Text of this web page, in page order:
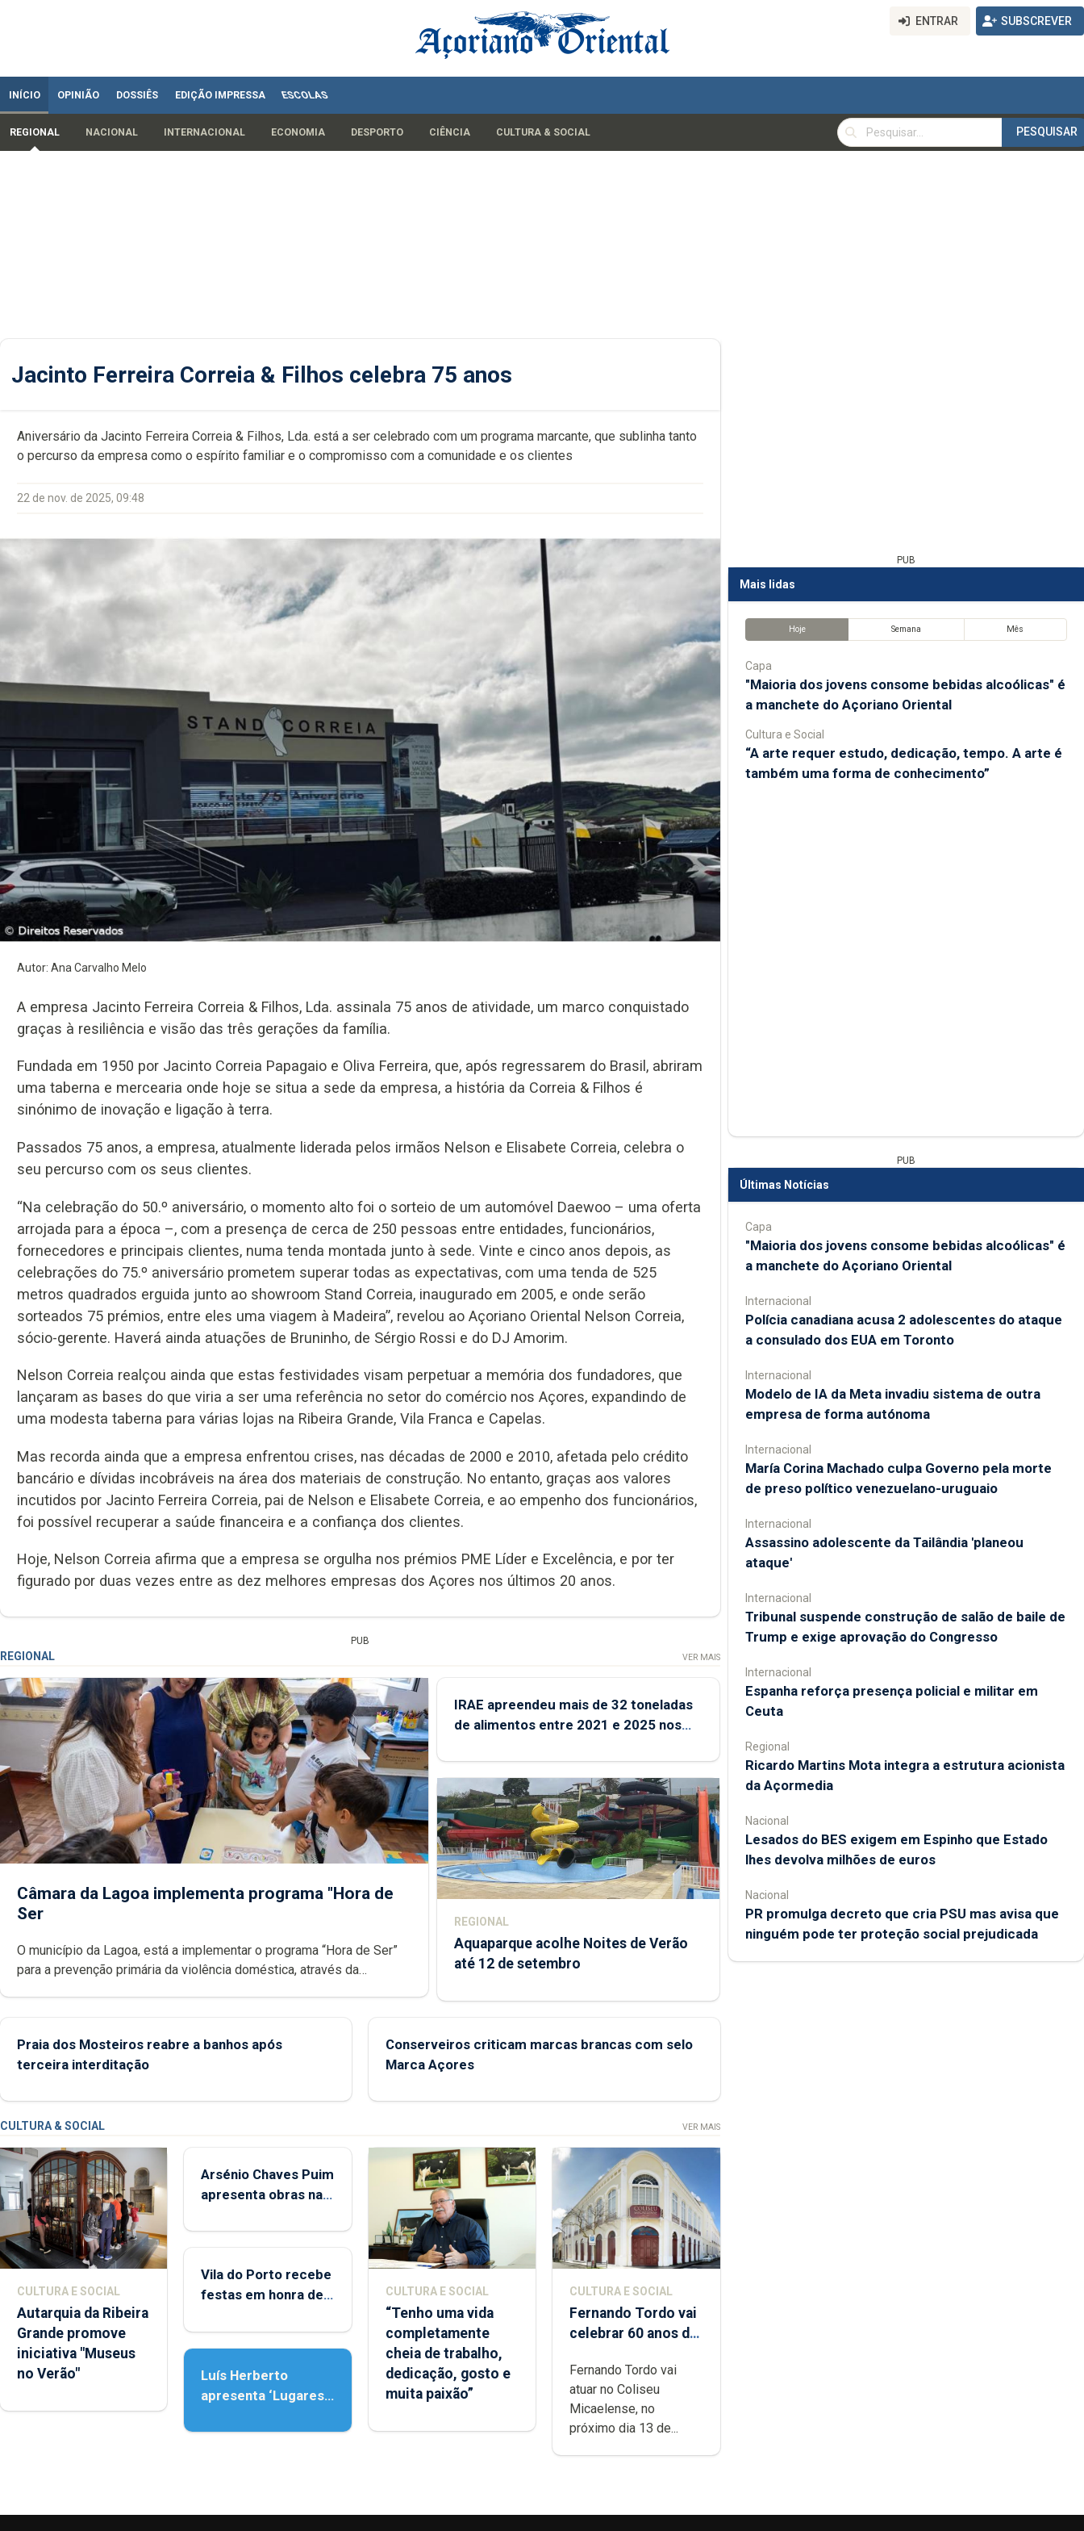
ENTRAR SUBSCREVER
INÍCIO OPINIÃO DOSSIÊS EDIÇÃO IMPRESSA ESCOLAS
REGIONAL NACIONAL INTERNACIONAL ECONOMIA DESPORTO CIÊNCIA CULTURA & SOCIAL
PESQUISAR
PESQUISAR
Jacinto Ferreira Correia & Filhos celebra 75 anos
Aniversário da Jacinto Ferreira Correia & Filhos, Lda. está a ser celebrado com um programa marcante, que sublinha tanto
o percurso da empresa como o espírito familiar e o compromisso com a comunidade e os clientes
22 de nov. de 2025, 09:48
Autor: Ana Carvalho Melo
A empresa Jacinto Ferreira Correia & Filhos, Lda. assinala 75 anos de atividade, um marco conquistado
graças à resiliência e visão das três gerações da família.
Fundada em 1950 por Jacinto Correia Papagaio e Oliva Ferreira, que, após regressarem do Brasil, abriram
uma taberna e mercearia onde hoje se situa a sede da empresa, a história da Correia & Filhos é
sinónimo de inovação e ligação à terra.
Passados 75 anos, a empresa, atualmente liderada pelos irmãos Nelson e Elisabete Correia, celebra o
seu percurso com os seus clientes.
“Na celebração do 50.º aniversário, o momento alto foi o sorteio de um automóvel Daewoo – uma oferta
arrojada para a época –, com a presença de cerca de 250 pessoas entre entidades, funcionários,
fornecedores e principais clientes, numa tenda montada junto à sede. Vinte e cinco anos depois, as
celebrações do 75.º aniversário prometem superar todas as expectativas, com uma tenda de 525
metros quadrados erguida junto ao showroom Stand Correia, inaugurado em 2005, e onde serão
sorteados 75 prémios, entre eles uma viagem à Madeira”, revelou ao Açoriano Oriental Nelson Correia,
sócio-gerente. Haverá ainda atuações de Bruninho, de Sérgio Rossi e do DJ Amorim.
Nelson Correia realçou ainda que estas festividades visam perpetuar a memória dos fundadores, que
lançaram as bases do que viria a ser uma referência no setor do comércio nos Açores, expandindo de
uma modesta taberna para várias lojas na Ribeira Grande, Vila Franca e Capelas.
Mas recorda ainda que a empresa enfrentou crises, nas décadas de 2000 e 2010, afetada pelo crédito
bancário e dívidas incobráveis na área dos materiais de construção. No entanto, graças aos valores
incutidos por Jacinto Ferreira Correia, pai de Nelson e Elisabete Correia, e ao empenho dos funcionários,
foi possível recuperar a saúde financeira e a confiança dos clientes.
Hoje, Nelson Correia afirma que a empresa se orgulha nos prémios PME Líder e Excelência, e por ter
figurado por duas vezes entre as dez melhores empresas dos Açores nos últimos 20 anos.
PUB
REGIONAL VER MAIS
Câmara da Lagoa implementa programa "Hora de
Ser
O município da Lagoa, está a implementar o programa “Hora de Ser”
para a prevenção primária da violência doméstica, através da
IRAE apreendeu mais de 32 toneladas
de alimentos entre 2021 e 2025 nos
REGIONAL
Aquaparque acolhe Noites de Verão
até 12 de setembro
Praia dos Mosteiros reabre a banhos após
terceira interditação
Conserveiros criticam marcas brancas com selo
Marca Açores
CULTURA & SOCIAL VER MAIS
CULTURA E SOCIAL
Autarquia da Ribeira
Grande promove
iniciativa "Museus
no Verão"
Arsénio Chaves Puim
apresenta obras na
Porto
Vila do Porto recebe
festas em honra de
Assunção
Luís Herberto
apresenta ‘Lugares
CULTURA E SOCIAL
“Tenho uma vida
completamente
cheia de trabalho,
dedicação, gosto e
muita paixão”
CULTURA E SOCIAL
Fernando Tordo vai
celebrar 60 anos de
Micaelense
Fernando Tordo vai
atuar no Coliseu
Micaelense, no
próximo dia 13 de...
PUB
Mais lidas
Hoje Semana Mês
Capa
"Maioria dos jovens consome bebidas alcoólicas" é
a manchete do Açoriano Oriental
Cultura e Social
“A arte requer estudo, dedicação, tempo. A arte é
também uma forma de conhecimento”
PUB
Últimas Notícias
Capa
"Maioria dos jovens consome bebidas alcoólicas" é
a manchete do Açoriano Oriental
Internacional
Polícia canadiana acusa 2 adolescentes do ataque
a consulado dos EUA em Toronto
Internacional
Modelo de IA da Meta invadiu sistema de outra
empresa de forma autónoma
Internacional
María Corina Machado culpa Governo pela morte
de preso político venezuelano-uruguaio
Internacional
Assassino adolescente da Tailândia 'planeou
ataque'
Internacional
Tribunal suspende construção de salão de baile de
Trump e exige aprovação do Congresso
Internacional
Espanha reforça presença policial e militar em
Ceuta
Regional
Ricardo Martins Mota integra a estrutura acionista
da Açormedia
Nacional
Lesados do BES exigem em Espinho que Estado
lhes devolva milhões de euros
Nacional
PR promulga decreto que cria PSU mas avisa que
ninguém pode ter proteção social prejudicada